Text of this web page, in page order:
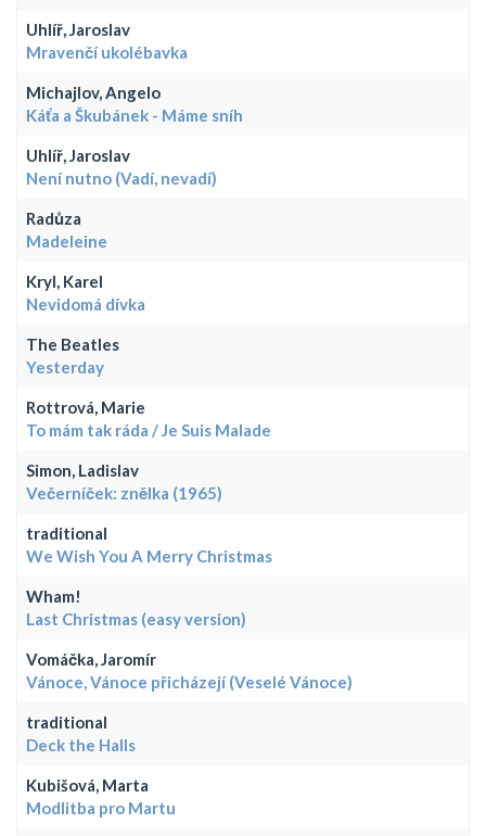
Uhlíř, Jaroslav
Mravenčí ukolébavka
Michajlov, Angelo
Káťa a Škubánek - Máme sníh
Uhlíř, Jaroslav
Není nutno (Vadí, nevadí)
Radůza
Madeleine
Kryl, Karel
Nevidomá dívka
The Beatles
Yesterday
Rottrová, Marie
To mám tak ráda / Je Suis Malade
Simon, Ladislav
Večerníček: znělka (1965)
traditional
We Wish You A Merry Christmas
Wham!
Last Christmas (easy version)
Vomáčka, Jaromír
Vánoce, Vánoce přicházejí (Veselé Vánoce)
traditional
Deck the Halls
Kubišová, Marta
Modlitba pro Martu